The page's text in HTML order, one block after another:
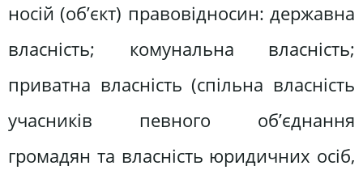
носій (об’єкт) правовідносин: державна
власність; комунальна власність;
приватна власність (спільна власність
учасників певного об’єднання
громадян та власність юридичних осіб,